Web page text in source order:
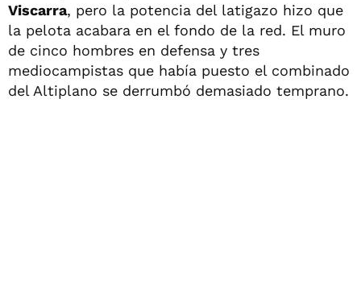
Viscarra, pero la potencia del latigazo hizo que
la pelota acabara en el fondo de la red. El muro
de cinco hombres en defensa y tres
mediocampistas que había puesto el combinado
del Altiplano se derrumbó demasiado temprano.